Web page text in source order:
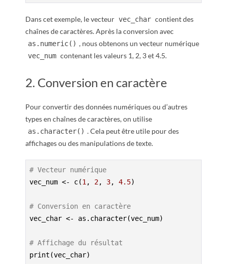
Dans cet exemple, le vecteur vec_char contient des
chaînes de caractères. Après la conversion avec
as.numeric() , nous obtenons un vecteur numérique
vec_num contenant les valeurs 1, 2, 3 et 4.5.
2. Conversion en caractère
Pour convertir des données numériques ou d’autres
types en chaînes de caractères, on utilise
as.character() . Cela peut être utile pour des
affichages ou des manipulations de texte.
# Vecteur numérique
vec_num <- c(1, 2, 3, 4.5)
# Conversion en caractère
vec_char <- as.character(vec_num)
# Affichage du résultat
print(vec_char)